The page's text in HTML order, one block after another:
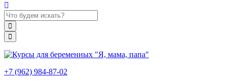
+7 (962) 984-87-02